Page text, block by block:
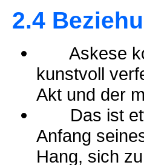
2.4
Askese
kunstvoll
Akt und der
Das ist
Anfang
Hang, sich